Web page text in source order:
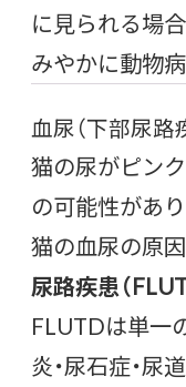
に見られる場
みやかに動物
血尿（下部尿路
猫の尿がピン
の可能性があり
猫の血尿の原
尿路疾患（
FLUTDは単一
炎・尿石症・